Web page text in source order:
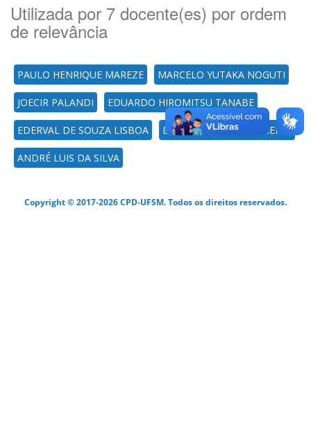
Utilizada por 7 docente(es) por ordem
de relevância
PAULO HENRIQUE MAREZE MARCELO YUTAKA NOGUTI
JOECIR PALANDI EDUARDO HIROMITSU TANABE
EDERVAL DE SOUZA LISBOA DAMARIS KIRSCH PINHEIRO
ANDRÉ LUIS DA SILVA
Copyright © 2017-2026 CPD-UFSM. Todos os direitos reservados.